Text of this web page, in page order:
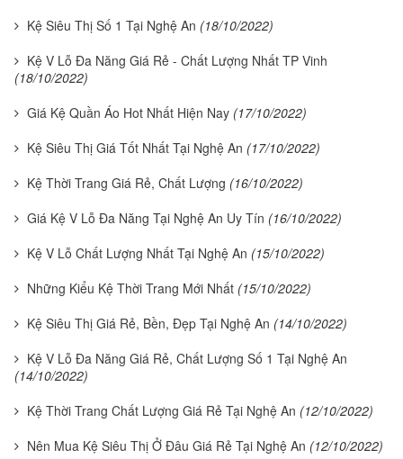
Kệ Siêu Thị Số 1 Tại Nghệ An (18/10/2022)
Kệ V Lỗ Đa Năng Giá Rẻ - Chất Lượng Nhất TP Vinh
(18/10/2022)
Giá Kệ Quần Áo Hot Nhất Hiện Nay (17/10/2022)
Kệ Siêu Thị Giá Tốt Nhất Tại Nghệ An (17/10/2022)
Kệ Thời Trang Giá Rẻ, Chất Lượng (16/10/2022)
Giá Kệ V Lỗ Đa Năng Tại Nghệ An Uy Tín (16/10/2022)
Kệ V Lỗ Chất Lượng Nhất Tại Nghệ An (15/10/2022)
Những Kiểu Kệ Thời Trang Mới Nhất (15/10/2022)
Kệ Siêu Thị Giá Rẻ, Bền, Đẹp Tại Nghệ An (14/10/2022)
Kệ V Lỗ Đa Năng Giá Rẻ, Chất Lượng Số 1 Tại Nghệ An
(14/10/2022)
Kệ Thời Trang Chất Lượng Giá Rẻ Tại Nghệ An (12/10/2022)
Nên Mua Kệ Siêu Thị Ở Đâu Giá Rẻ Tại Nghệ An (12/10/2022)